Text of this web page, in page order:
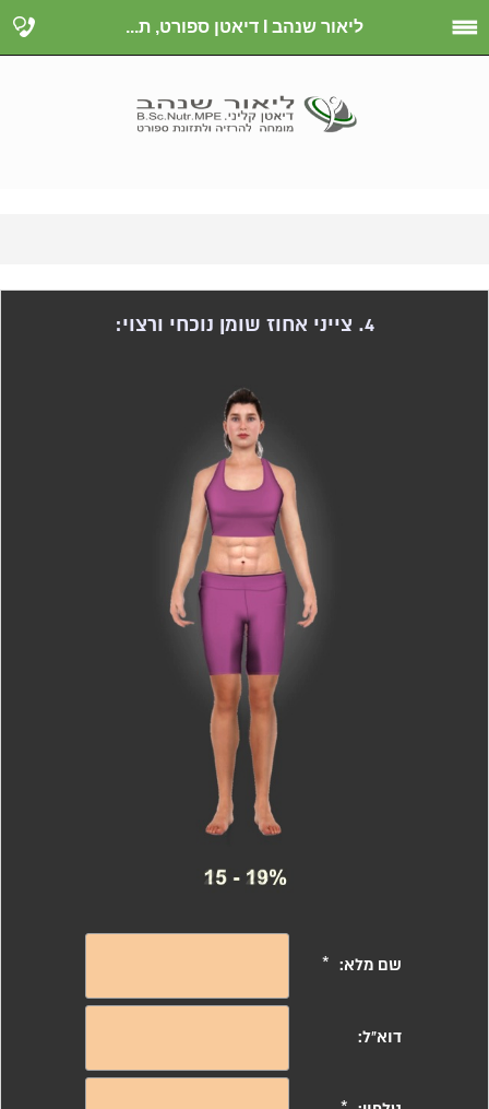
ליאור שנהב I דיאטן ספורט, ת...
4. צייני אחוז שומן נוכחי ורצוי: